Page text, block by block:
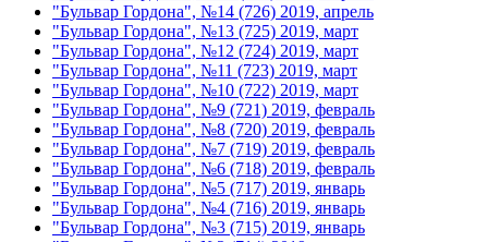
"Бульвар Гордона", №14 (726) 2019, апрель
"Бульвар Гордона", №13 (725) 2019, март
"Бульвар Гордона", №12 (724) 2019, март
"Бульвар Гордона", №11 (723) 2019, март
"Бульвар Гордона", №10 (722) 2019, март
"Бульвар Гордона", №9 (721) 2019, февраль
"Бульвар Гордона", №8 (720) 2019, февраль
"Бульвар Гордона", №7 (719) 2019, февраль
"Бульвар Гордона", №6 (718) 2019, февраль
"Бульвар Гордона", №5 (717) 2019, январь
"Бульвар Гордона", №4 (716) 2019, январь
"Бульвар Гордона", №3 (715) 2019, январь